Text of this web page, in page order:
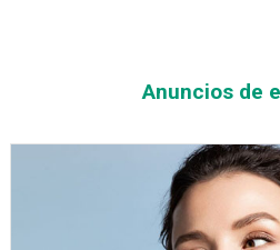
Anuncios de